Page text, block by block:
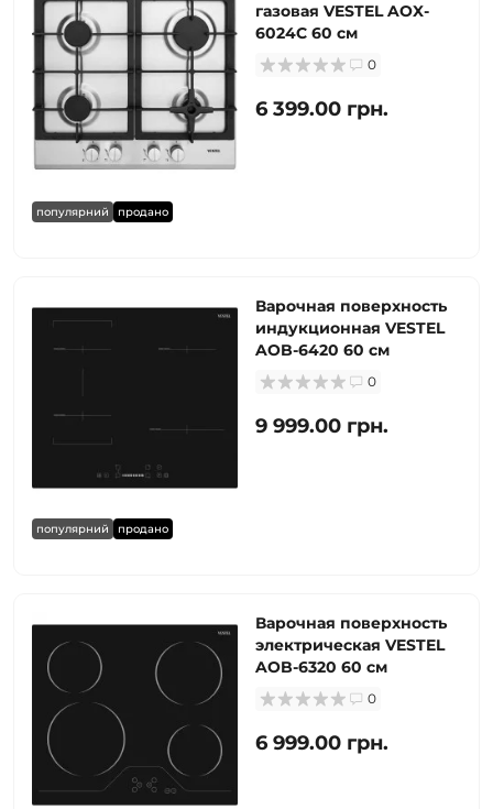
популярний продано
газовая VESTEL AOX-
6024C 60 см
0
6 399.00 грн.
популярний продано
Варочная поверхность
индукционная VESTEL
AOB-6420 60 см
0
9 999.00 грн.
Варочная поверхность
электрическая VESTEL
AOB-6320 60 см
0
6 999.00 грн.